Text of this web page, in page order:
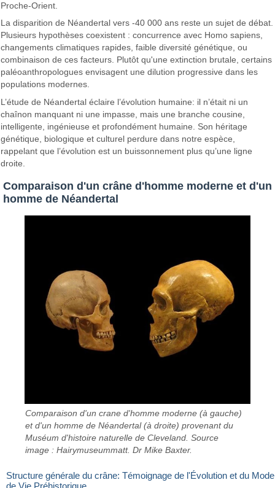
Proche-Orient.
La disparition de Néandertal vers -40 000 ans reste un sujet de débat.
Plusieurs hypothèses coexistent : concurrence avec Homo sapiens,
changements climatiques rapides, faible diversité génétique, ou
combinaison de ces facteurs. Plutôt qu'une extinction brutale, certains
paléoanthropologues envisagent une dilution progressive dans les
populations modernes.
L’étude de Néandertal éclaire l’évolution humaine: il n’était ni un
chaînon manquant ni une impasse, mais une branche cousine,
intelligente, ingénieuse et profondément humaine. Son héritage
génétique, biologique et culturel perdure dans notre espèce,
rappelant que l’évolution est un buissonnement plus qu’une ligne
droite.
Comparaison d'un crâne d'homme moderne et d'un
homme de Néandertal
Comparaison d'un crane d'homme moderne (à gauche)
et d'un homme de Néandertal (à droite) provenant du
Muséum d'histoire naturelle de Cleveland. Source
image : Hairymuseummatt. Dr Mike Baxter.
Structure générale du crâne: Témoignage de l'Évolution et du Mode